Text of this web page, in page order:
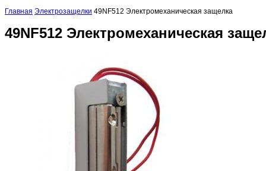
Главная Электрозащелки 49NF512 Электромеханическая защелка
49NF512 Электромеханическая